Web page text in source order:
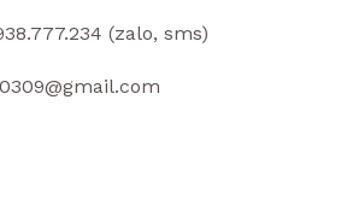
(zalo, sms)